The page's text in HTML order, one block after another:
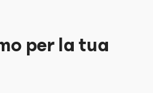
per la tua